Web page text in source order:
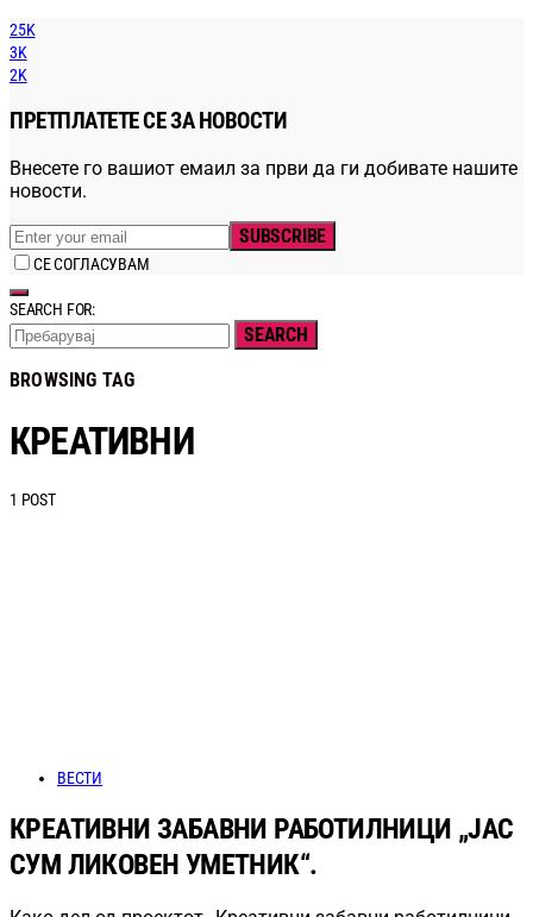
25K
3K
2K
ПРЕТПЛАТЕТЕ СЕ ЗА НОВОСТИ
Внесете го вашиот емаил за први да ги добивате нашите
новости.
SUBSCRIBE
СЕ СОГЛАСУВАМ
SEARCH FOR:
SEARCH
BROWSING TAG
КРЕАТИВНИ
1 POST
ВЕСТИ
КРЕАТИВНИ ЗАБАВНИ РАБОТИЛНИЦИ „ЈАС
СУМ ЛИКОВЕН УМЕТНИК“.